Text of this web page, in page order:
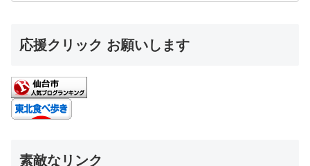
応援クリック お願いします
素敵なリンク